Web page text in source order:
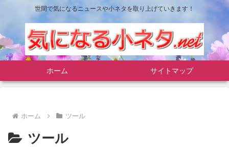
世間で気になるニュースや小ネタを取り上げていきます！
ホーム サイトマップ
ホーム ツール
ツール